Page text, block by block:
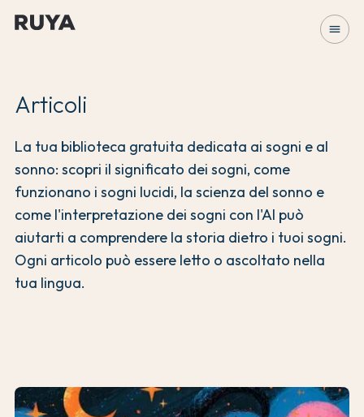
menu
Articoli
La tua biblioteca gratuita dedicata ai sogni e al
sonno: scopri il significato dei sogni, come
funzionano i sogni lucidi, la scienza del sonno e
come l'interpretazione dei sogni con l'AI può
aiutarti a comprendere la storia dietro i tuoi sogni.
Ogni articolo può essere letto o ascoltato nella
tua lingua.